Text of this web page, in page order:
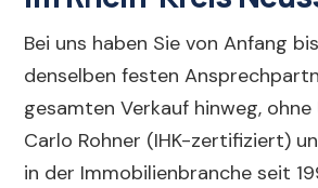
Bei uns haben Sie von Anfang
denselben festen
gesamten Verkauf hinweg, ohne
Carlo Rohner (IHK-zertifiziert)
in der Immobilienbranche seit